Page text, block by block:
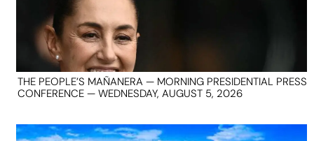
THE PEOPLE’S MAÑANERA — MORNING PRESIDENTIAL PRESS
CONFERENCE — WEDNESDAY, AUGUST 5, 2026